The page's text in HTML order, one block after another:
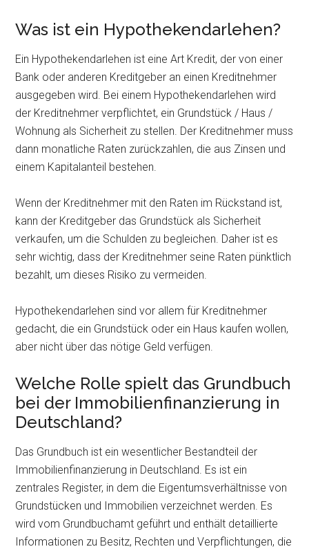
Was ist ein Hypothekendarlehen?
Ein Hypothekendarlehen ist eine Art Kredit, der von einer
Bank oder anderen Kreditgeber an einen Kreditnehmer
ausgegeben wird. Bei einem Hypothekendarlehen wird
der Kreditnehmer verpflichtet, ein Grundstück / Haus /
Wohnung als Sicherheit zu stellen. Der Kreditnehmer muss
dann monatliche Raten zurückzahlen, die aus Zinsen und
einem Kapitalanteil bestehen.
Wenn der Kreditnehmer mit den Raten im Rückstand ist,
kann der Kreditgeber das Grundstück als Sicherheit
verkaufen, um die Schulden zu begleichen. Daher ist es
sehr wichtig, dass der Kreditnehmer seine Raten pünktlich
bezahlt, um dieses Risiko zu vermeiden.
Hypothekendarlehen sind vor allem für Kreditnehmer
gedacht, die ein Grundstück oder ein Haus kaufen wollen,
aber nicht über das nötige Geld verfügen.
Welche Rolle spielt das Grundbuch
bei der Immobilienfinanzierung in
Deutschland?
Das Grundbuch ist ein wesentlicher Bestandteil der
Immobilienfinanzierung in Deutschland. Es ist ein
zentrales Register, in dem die Eigentumsverhältnisse von
Grundstücken und Immobilien verzeichnet werden. Es
wird vom Grundbuchamt geführt und enthält detaillierte
Informationen zu Besitz, Rechten und Verpflichtungen, die